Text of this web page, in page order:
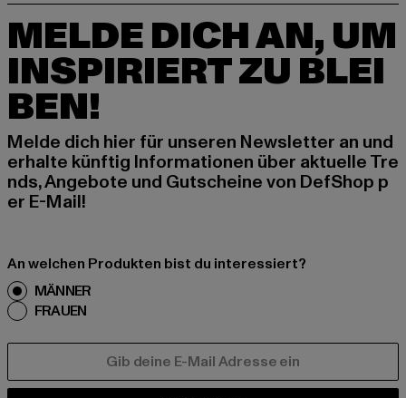
MELDE DICH AN, UM
INSPIRIERT ZU BLEI
BEN!
Melde dich hier für unseren Newsletter an und
erhalte künftig Informationen über aktuelle Tre
nds, Angebote und Gutscheine von DefShop p
er E-Mail!
An welchen Produkten bist du interessiert?
MÄNNER
FRAUEN